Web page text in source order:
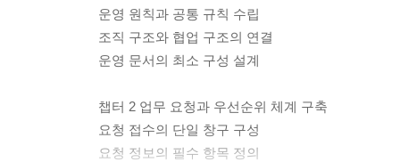
운영 원칙과 공통 규칙 수립
조직 구조와 협업 구조의 연결
운영 문서의 최소 구성 설계
챕터 2 업무 요청과 우선순위 체계 구축
요청 접수의 단일 창구 구성
요청 정보의 필수 항목 정의